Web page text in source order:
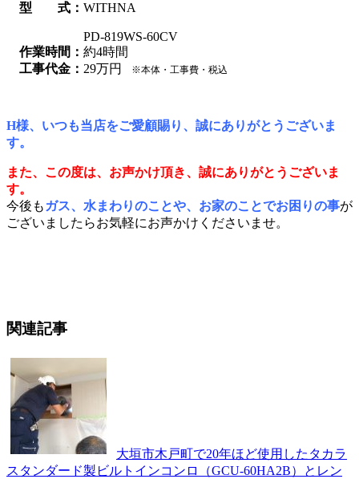
型 式： WITHNA
PD-819WS-60CV
作業時間： 約4時間
工事代金： 29万円 ※本体・工事費・税込
H様、いつも当店をご愛顧賜り、誠にありがとうございま
す。
また、この度は、お声かけ頂き、誠にありがとうございま
す。
今後も ガス、水まわりのことや、お家のことでお困りの事が
ございましたらお気軽にお声かけくださいませ。
関連記事
大垣市木戸町で20年ほど使用したタカラ
スタンダード製ビルトインコンロ（GCU-60HA2B）とレン